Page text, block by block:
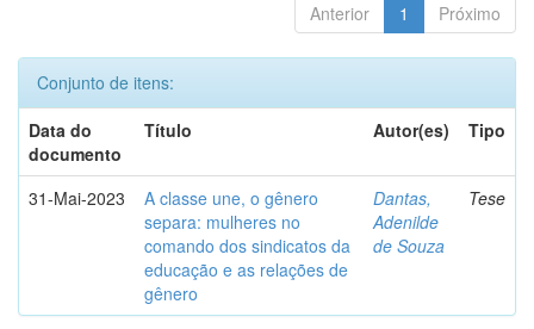
Anterior 1 Próximo
Conjunto de itens:
Data do
documento
Título Autor(es) Tipo
31-Mai-2023
A classe une, o gênero
separa: mulheres no
comando dos sindicatos da
educação e as relações de
gênero
Dantas,
Adenilde
de Souza
Tese